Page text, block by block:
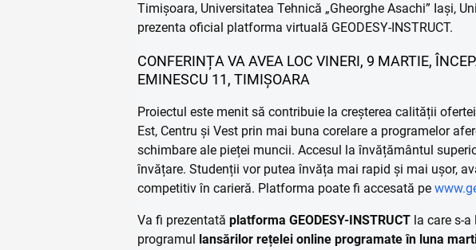
Timișoara, Universitatea Tehnică „Gheorghe Asachi” Iași,
prezenta oficial platforma virtuală GEODESY-INSTRUCT.
CONFERINȚA VA AVEA LOC VINERI, 9 MARTIE,
EMINESCU 11, TIMIȘOARA
Proiectul este menit să contribuie la creșterea calității
Est, Centru și Vest prin mai buna corelare a programelor
schimbare ale pieței muncii. Accesul la învățământul
învățare. Studenții vor putea învăța mai rapid și mai ușor,
competitiv în carieră. Platforma poate fi accesată pe
Va fi prezentată platforma GEODESY-INSTRUCT la care s-
programul
lansărilor rețelei online programate în luna